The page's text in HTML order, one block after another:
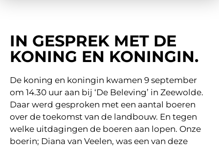
IN GESPREK MET DE
KONING EN KONINGIN.
De koning en koningin kwamen 9 september
om 14.30 uur aan bij ‘De Beleving’ in Zeewolde.
Daar werd gesproken met een aantal boeren
over de toekomst van de landbouw. En tegen
welke uitdagingen de boeren aan lopen. Onze
boerin; Diana van Veelen, was een van deze